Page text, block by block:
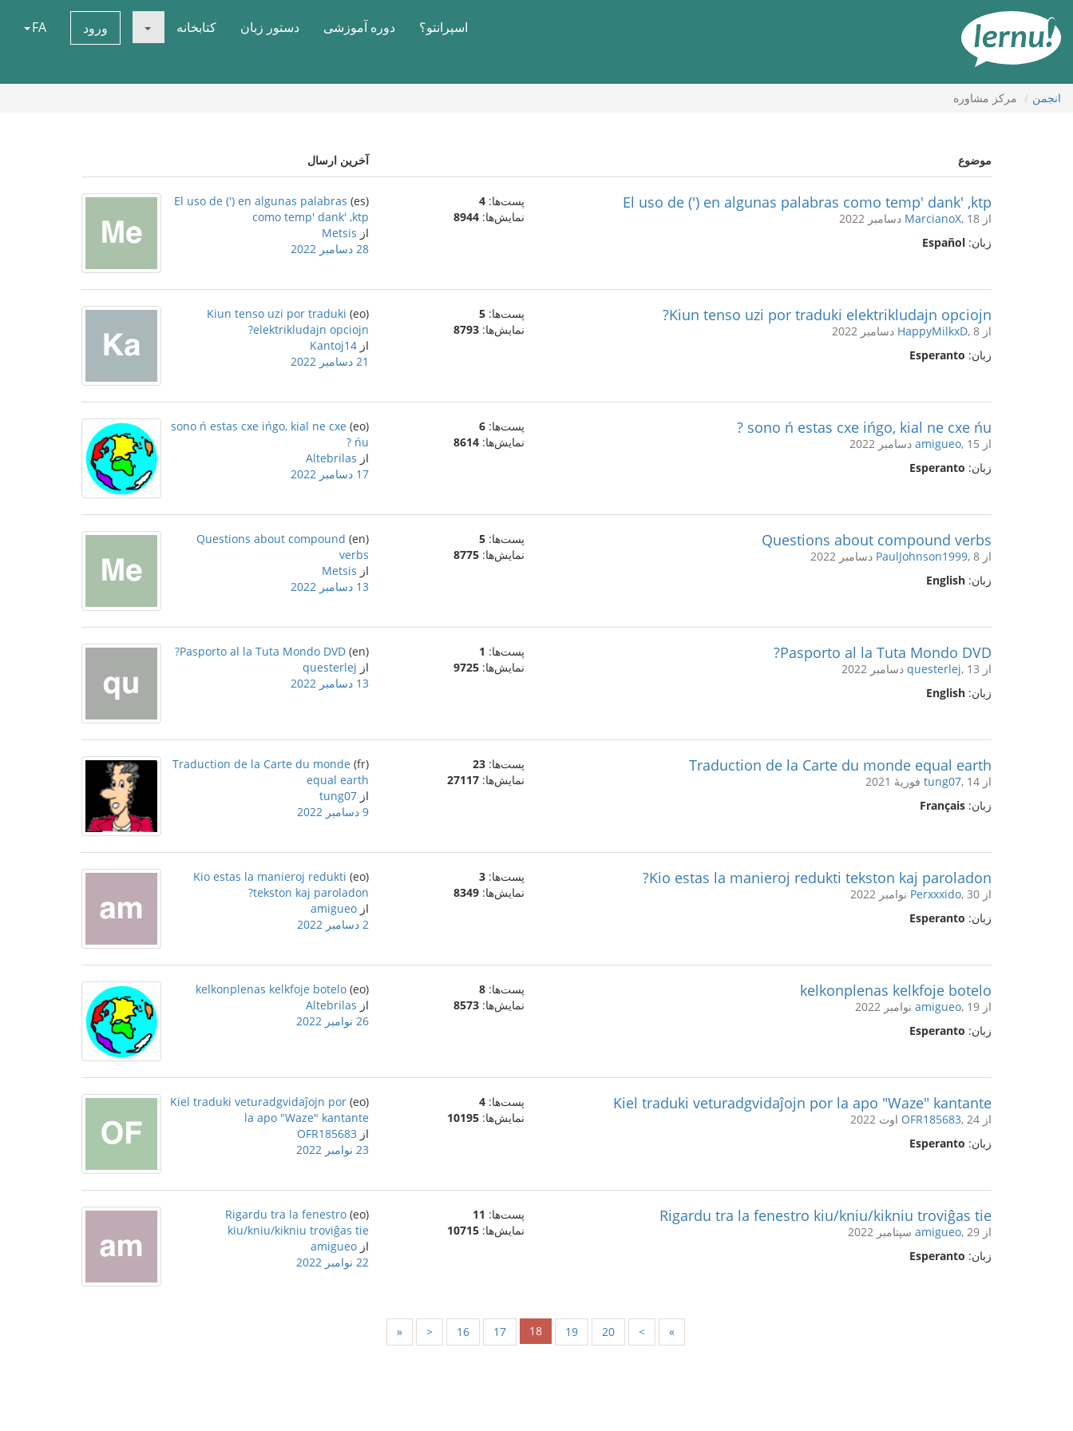
محتوا
اسپرانتو؟ دوره آموزشی دستور زبان کتابخانه ورود FA
انجمن مركز مشاوره
موضوع آخرین ارسال
El uso de (') en algunas palabras como temp' dank' ,ktp
از MarcianoX, 18 دسامبر 2022
زبان: Español
پست‌ها: 4
نمایش‌ها: 8944
(es)
El uso de (') en algunas palabras
como temp' dank' ,ktp
از Metsis
28 دسامبر 2022
Kiun tenso uzi por traduki elektrikludajn opciojn?
از HappyMilkxD, 8 دسامبر 2022
زبان: Esperanto
پست‌ها: 5
نمایش‌ها: 8793
(eo)
Kiun tenso uzi por traduki
elektrikludajn opciojn?
از Kantoj14
21 دسامبر 2022
sono ń estas cxe ińgo, kial ne cxe ńu ?
از amigueo, 15 دسامبر 2022
زبان: Esperanto
پست‌ها: 6
نمایش‌ها: 8614
(eo)
sono ń estas cxe ińgo, kial ne cxe
ńu ?
از Altebrilas
17 دسامبر 2022
Questions about compound verbs
از PaulJohnson1999, 8 دسامبر 2022
زبان: English
پست‌ها: 5
نمایش‌ها: 8775
(en)
Questions about compound
verbs
از Metsis
13 دسامبر 2022
Pasporto al la Tuta Mondo DVD?
از questerlej, 13 دسامبر 2022
زبان: English
پست‌ها: 1
نمایش‌ها: 9725
(en)
Pasporto al la Tuta Mondo DVD?
از questerlej
13 دسامبر 2022
Traduction de la Carte du monde equal earth
از tung07, 14 فوریهٔ 2021
زبان: Français
پست‌ها: 23
نمایش‌ها: 27117
(fr)
Traduction de la Carte du monde
equal earth
از tung07
9 دسامبر 2022
Kio estas la manieroj redukti tekston kaj paroladon?
از Perxxxido, 30 نوامبر 2022
زبان: Esperanto
پست‌ها: 3
نمایش‌ها: 8349
(eo)
Kio estas la manieroj redukti
tekston kaj paroladon?
از amigueo
2 دسامبر 2022
kelkonplenas kelkfoje botelo
از amigueo, 19 نوامبر 2022
زبان: Esperanto
پست‌ها: 8
نمایش‌ها: 8573
(eo)
kelkonplenas kelkfoje botelo
از Altebrilas
26 نوامبر 2022
Kiel traduki veturadgvidaĵojn por la apo "Waze" kantante
از OFR185683, 24 اوت 2022
زبان: Esperanto
پست‌ها: 4
نمایش‌ها: 10195
(eo)
Kiel traduki veturadgvidaĵojn por
la apo "Waze" kantante
از OFR185683
23 نوامبر 2022
Rigardu tra la fenestro kiu/kniu/kikniu troviĝas tie
از amigueo, 29 سپتامبر 2022
زبان: Esperanto
پست‌ها: 11
نمایش‌ها: 10715
(eo)
Rigardu tra la fenestro
kiu/kniu/kikniu troviĝas tie
از amigueo
22 نوامبر 2022
« < 16 17 18 19 20 > »